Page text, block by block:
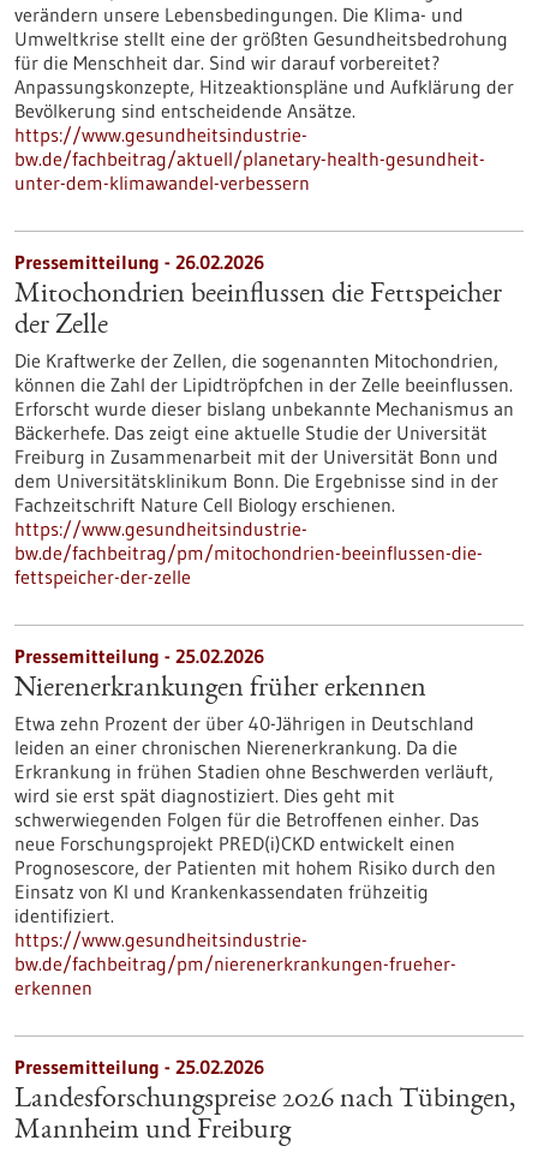
verändern unsere Lebensbedingungen. Die Klima- und
Umweltkrise stellt eine der größten Gesundheitsbedrohung
für die Menschheit dar. Sind wir darauf vorbereitet?
Anpassungskonzepte, Hitzeaktionspläne und Aufklärung der
Bevölkerung sind entscheidende Ansätze.
https://www.gesundheitsindustrie-
bw.de/fachbeitrag/aktuell/planetary-health-gesundheit-
unter-dem-klimawandel-verbessern
Pressemitteilung - 26.02.2026
Mitochondrien beeinflussen die Fettspeicher
der Zelle
Die Kraftwerke der Zellen, die sogenannten Mitochondrien,
können die Zahl der Lipidtröpfchen in der Zelle beeinflussen.
Erforscht wurde dieser bislang unbekannte Mechanismus an
Bäckerhefe. Das zeigt eine aktuelle Studie der Universität
Freiburg in Zusammenarbeit mit der Universität Bonn und
dem Universitätsklinikum Bonn. Die Ergebnisse sind in der
Fachzeitschrift Nature Cell Biology erschienen.
https://www.gesundheitsindustrie-
bw.de/fachbeitrag/pm/mitochondrien-beeinflussen-die-
fettspeicher-der-zelle
Pressemitteilung - 25.02.2026
Nierenerkrankungen früher erkennen
Etwa zehn Prozent der über 40-Jährigen in Deutschland
leiden an einer chronischen Nierenerkrankung. Da die
Erkrankung in frühen Stadien ohne Beschwerden verläuft,
wird sie erst spät diagnostiziert. Dies geht mit
schwerwiegenden Folgen für die Betroffenen einher. Das
neue Forschungsprojekt PRED(i)CKD entwickelt einen
Prognosescore, der Patienten mit hohem Risiko durch den
Einsatz von KI und Krankenkassendaten frühzeitig
identifiziert.
https://www.gesundheitsindustrie-
bw.de/fachbeitrag/pm/nierenerkrankungen-frueher-
erkennen
Pressemitteilung - 25.02.2026
Landesforschungspreise 2026 nach Tübingen,
Mannheim und Freiburg